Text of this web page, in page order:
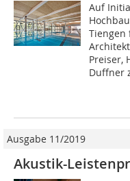
Auf
Tiengen
Preiser,
Duffner
Ausgabe 11/2019
Akustik-